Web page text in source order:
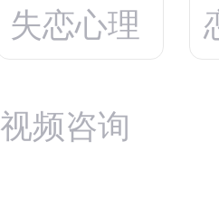
失恋心理
视频咨询